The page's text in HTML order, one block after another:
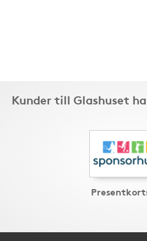
Kunder till Glashuset